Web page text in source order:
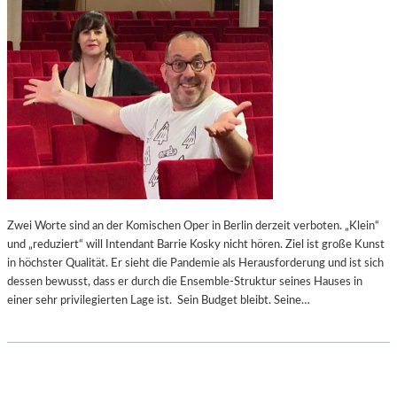
Zwei Worte sind an der Komischen Oper in Berlin derzeit verboten. „Klein“
und „reduziert“ will Intendant Barrie Kosky nicht hören. Ziel ist große Kunst
in höchster Qualität. Er sieht die Pandemie als Herausforderung und ist sich
dessen bewusst, dass er durch die Ensemble-Struktur seines Hauses in
einer sehr privilegierten Lage ist. Sein Budget bleibt. Seine…